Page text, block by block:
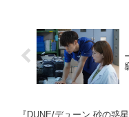
『DUNE/デューン 砂の惑